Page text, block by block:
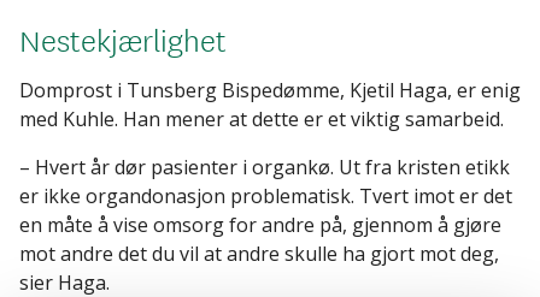
Nestekjærlighet
Domprost i Tunsberg Bispedømme, Kjetil Haga, er enig
med Kuhle. Han mener at dette er et viktig samarbeid.
– Hvert år dør pasienter i organkø. Ut fra kristen etikk
er ikke organdonasjon problematisk. Tvert imot er det
en måte å vise omsorg for andre på, gjennom å gjøre
mot andre det du vil at andre skulle ha gjort mot deg,
sier Haga.